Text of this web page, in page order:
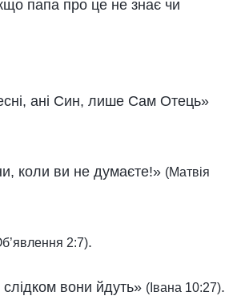
папа про це не знає чи
ані Син, лише Сам Отець»
коли ви не думаєте!» (Матвія
2:7).
вони йдуть» (Івана 10:27).